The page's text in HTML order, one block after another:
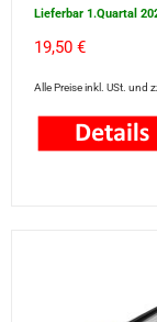
Lieferbar 1.Quartal
19,50 €
Alle Preise inkl. USt. und